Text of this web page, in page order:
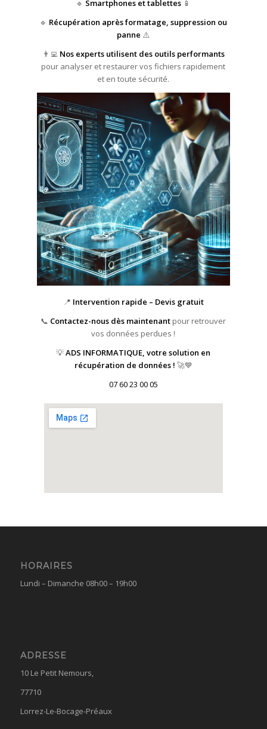
🔹 Smartphones et tablettes 📱
🔹 Récupération après formatage, suppression ou
panne ⚠️
👨‍💻 Nos experts utilisent des outils performants
pour analyser et restaurer vos fichiers rapidement
et en toute sécurité.
📍 Intervention rapide – Devis gratuit
📞 Contactez-nous dès maintenant pour retrouver
vos données perdues !
💡ADS INFORMATIQUE, votre solution en
récupération de données ! 🚀💙
07 60 23 00 05
HORAIRES
Lundi – Dimanche 08h00 – 19h00
ADRESSE
10 Le Petit Nemours,
77710
Lorrez-Le-Bocage-Préaux